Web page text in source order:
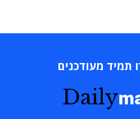
תמיד מעודכנים
Daily